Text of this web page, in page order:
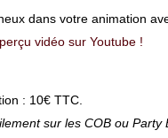
dans votre animation
vidéo sur Youtube !
: 10€ TTC.
sur les COB ou